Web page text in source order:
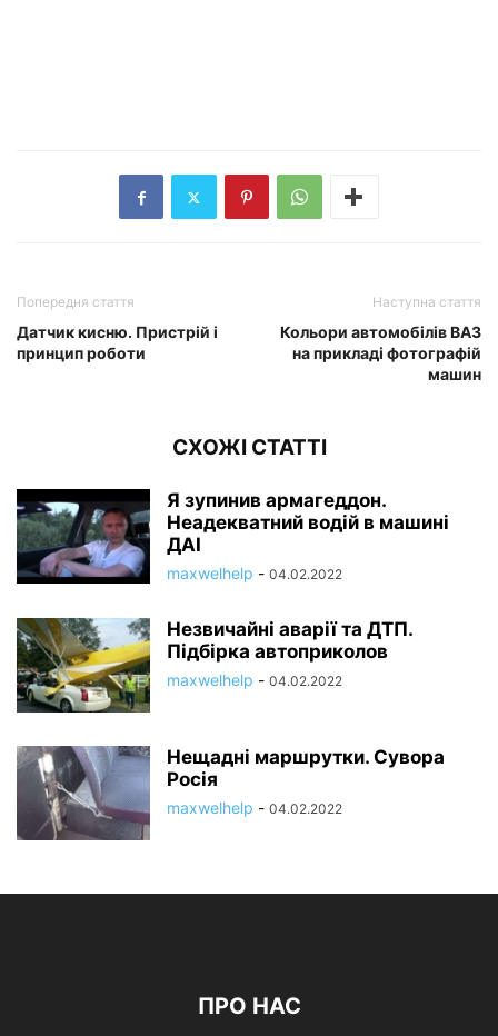
Попередня стаття
Датчик кисню. Пристрій і
принцип роботи
Наступна стаття
Кольори автомобілів ВАЗ
на прикладі фотографій
машин
СХОЖІ СТАТТІ
Я зупинив армагеддон.
Неадекватний водій в машині
ДАІ
maxwelhelp - 04.02.2022
Незвичайні аварії та ДТП.
Підбірка автоприколов
maxwelhelp - 04.02.2022
Нещадні маршрутки. Сувора
Росія
maxwelhelp - 04.02.2022
ПРО НАС